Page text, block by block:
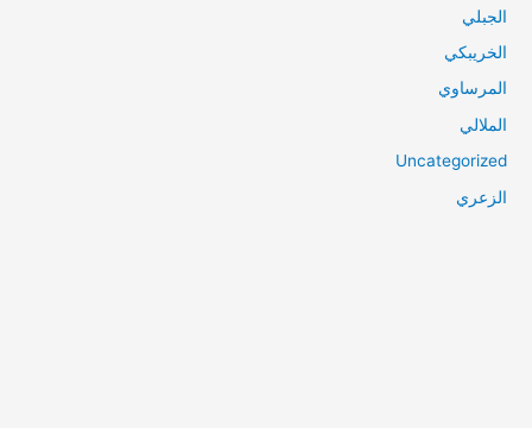
الجبلي
الخريبكي
المرساوي
الملالي
Uncategorized
الزعري